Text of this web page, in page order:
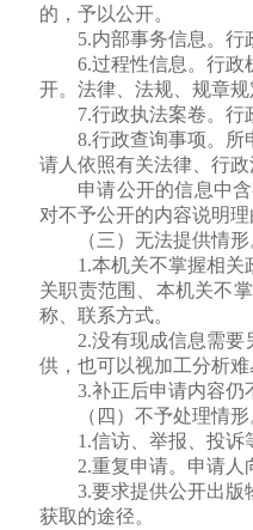
的，予以公开。
5.内部事务信息。行
6.过程性信息。行
开。法律、法规、规章规
7.行政执法案卷。行
8.行政查询事项。
请人依照有关法律、行政
申请公开的信息中
对不予公开的内容说明理
（三）无法提供情形
1.本机关不掌握相
关职责范围、本机关不
称、联系方式。
2.没有现成信息需
供，也可以视加工分析难
3.补正后申请内容仍
（四）不予处理情形
1.信访、举报、投诉
2.重复申请。申请人
3.要求提供公开出
获取的途径。